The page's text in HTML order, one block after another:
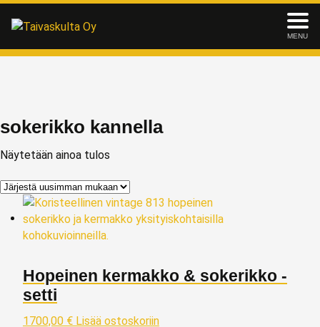
MENU
sokerikko kannella
Näytetään ainoa tulos
Hopeinen kermakko & sokerikko -
setti
1700,00 € Lisää ostoskoriin